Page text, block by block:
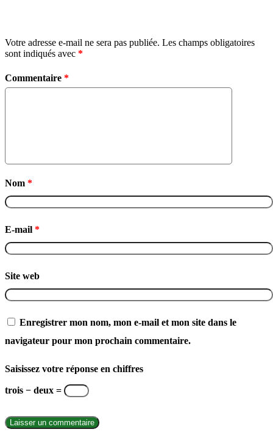
Votre adresse e-mail ne sera pas publiée. Les champs obligatoires
sont indiqués avec *
Commentaire *
Nom *
E-mail *
Site web
Enregistrer mon nom, mon e-mail et mon site dans le
navigateur pour mon prochain commentaire.
Saisissez votre réponse en chiffres
trois − deux =